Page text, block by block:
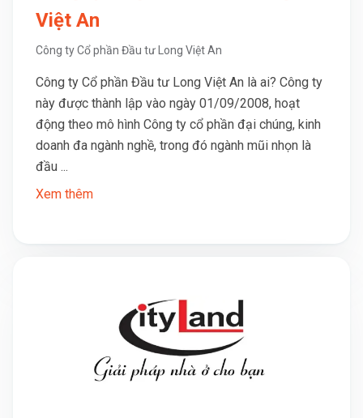
Việt An
Công ty Cổ phần Đầu tư Long Việt An
Công ty Cổ phần Đầu tư Long Việt An là ai? Công ty
này được thành lập vào ngày 01/09/2008, hoạt
động theo mô hình Công ty cổ phần đại chúng, kinh
doanh đa ngành nghề, trong đó ngành mũi nhọn là
đầu ...
Xem thêm